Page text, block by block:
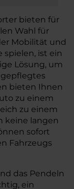
bieten für
Wahl für
Mobilität und
spielen, ist ein
Lösung, um
bieten Ihnen
zu einem
zu einem
keine langen
sofort
Fahrzeugs
das Pendeln
ein